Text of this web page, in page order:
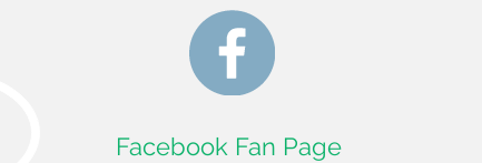
保養篇-慎選卸妝產品
Facebook Fan Page